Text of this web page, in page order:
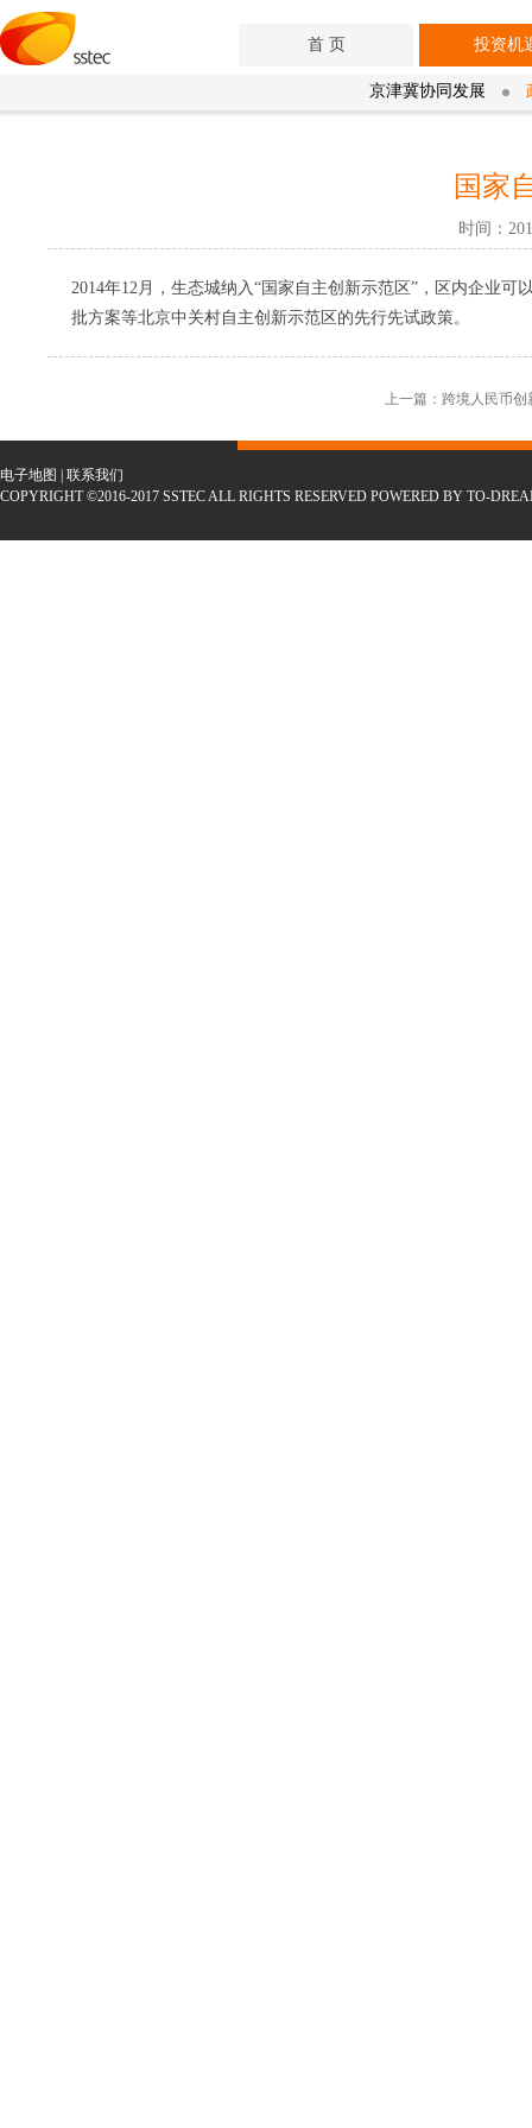
首 页 投资机
京津冀协同发展
国家
时间：
2014年12月，生态城纳入“国家自主创新示范区”，区内企业
批方案等北京中关村自主创新示范区的先行先试政策。
上一篇：跨境人民币创
电子地图
联系我们
COPYRIGHT ©2016-2017 SSTEC ALL RIGHTS RESERVED POWERED BY TO-